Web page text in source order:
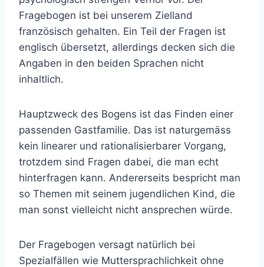
Fragebogen ist bei unserem Zielland
französisch gehalten. Ein Teil der Fragen ist
englisch übersetzt, allerdings decken sich die
Angaben in den beiden Sprachen nicht
inhaltlich.
Hauptzweck des Bogens ist das Finden einer
passenden Gastfamilie. Das ist naturgemäss
kein linearer und rationalisierbarer Vorgang,
trotzdem sind Fragen dabei, die man echt
hinterfragen kann. Andererseits bespricht man
so Themen mit seinem jugendlichen Kind, die
man sonst vielleicht nicht ansprechen würde.
Der Fragebogen versagt natürlich bei
Spezialfällen wie Muttersprachlichkeit ohne